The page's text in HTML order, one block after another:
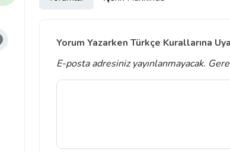
Yorum Yazarken Türkçe Kurallarına
E-posta adresiniz yayınlanmayacak.